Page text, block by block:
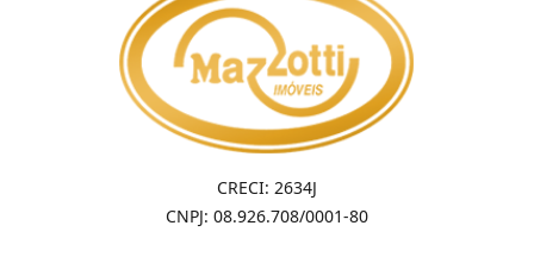
CRECI: 2634J
CNPJ: 08.926.708/0001-80